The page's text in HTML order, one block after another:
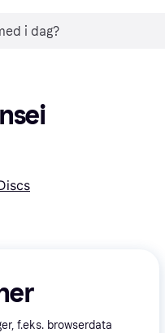
f.eks. browserdata